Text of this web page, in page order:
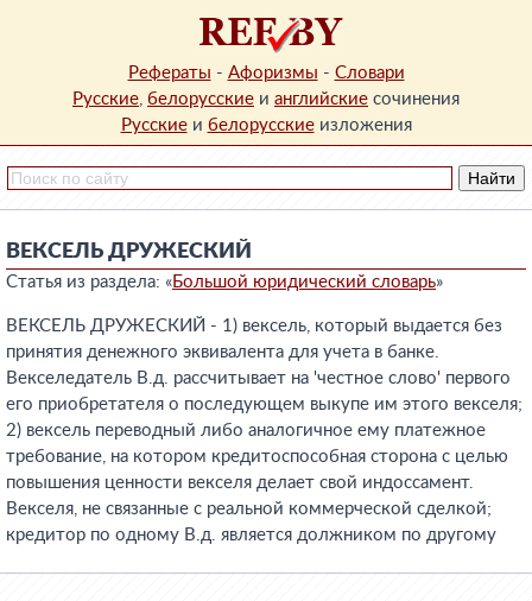
Рефераты - Афоризмы - Словари
Русские, белорусские и английские сочинения
Русскиеи белорусскиеизложения
ВЕКСЕЛЬ ДРУЖЕСКИЙ
Статья из раздела: «Большой юридический словарь»
ВЕКСЕЛЬ ДРУЖЕСКИЙ - 1) вексель, который выдается без
принятия денежного эквивалента для учета в банке.
Векселедатель В.д. рассчитывает на 'честное слово' первого
его приобретателя о последующем выкупе им этого векселя;
2) вексель переводный либо аналогичное ему платежное
требование, на котором кредитоспособная сторона с целью
повышения ценности векселя делает свой индоссамент.
Векселя, не связанные с реальной коммерческой сделкой;
кредитор по одному В.д. является должником по другому